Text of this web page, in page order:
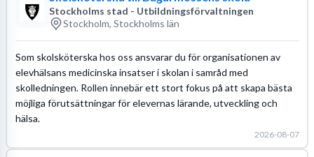
Stockholms stad - Utbildningsförvaltningen
Stockholm, Stockholms län
Som skolsköterska hos oss ansvarar du för organisationen av
elevhälsans medicinska insatser i skolan i samråd med
skolledningen. Rollen innebär ett stort fokus på att skapa bästa
möjliga förutsättningar för elevernas lärande, utveckling och
hälsa.
2026-08-07